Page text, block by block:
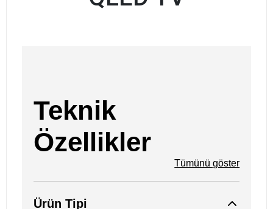
Teknik
Özellikler
Tümünü göster
Ürün Tipi